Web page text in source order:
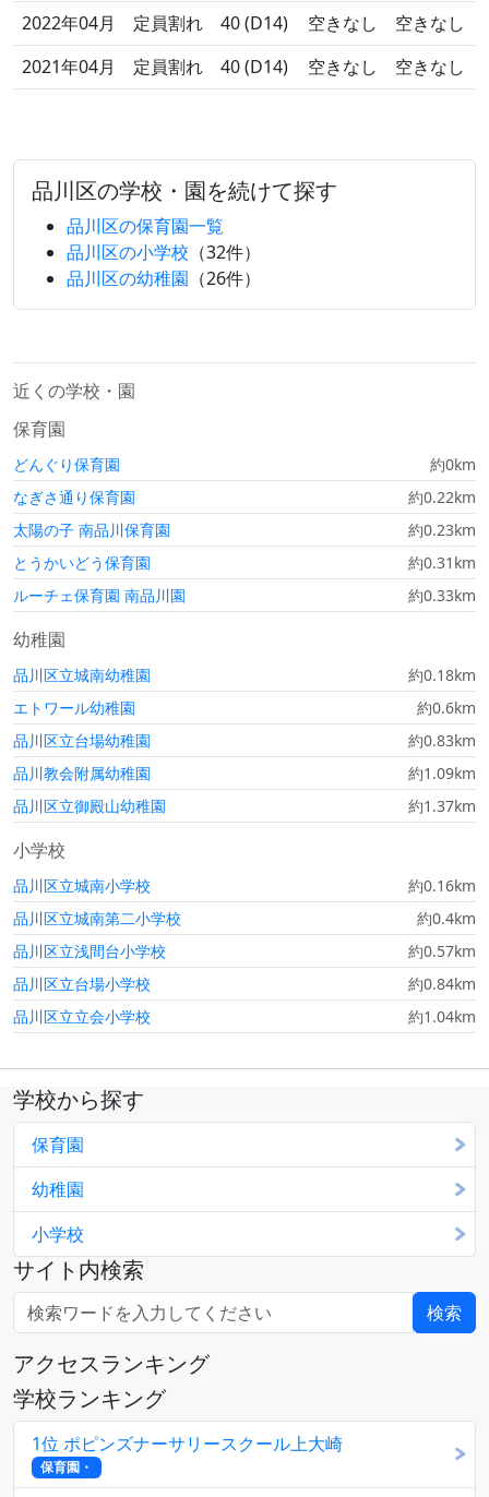
2022年04月 定員割れ 40 (D14) 空きなし 空きなし
2021年04月
定員割れ 40 (D14) 空きなし 空きなし
品川区の学校・園を続けて探す
品川区の保育園一覧
品川区の小学校 （32件）
品川区の幼稚園 （26件）
近くの学校・園
保育園
どんぐり保育園
約0km
なぎさ通り保育園
約0.22km
太陽の子 南品川保育園
約0.23km
とうかいどう保育園
約0.31km
ルーチェ保育園 南品川園
約0.33km
幼稚園
品川区立城南幼稚園
約0.18km
エトワール幼稚園
約0.6km
品川区立台場幼稚園
約0.83km
品川教会附属幼稚園
約1.09km
品川区立御殿山幼稚園
約1.37km
小学校
品川区立城南小学校
約0.16km
品川区立城南第二小学校
約0.4km
品川区立浅間台小学校
約0.57km
品川区立台場小学校
約0.84km
品川区立立会小学校
約1.04km
学校から探す
保育園
幼稚園
小学校
サイト内検索
アクセスランキング
学校ランキング
1位 ポピンズナーサリースクール上大崎
保育園・